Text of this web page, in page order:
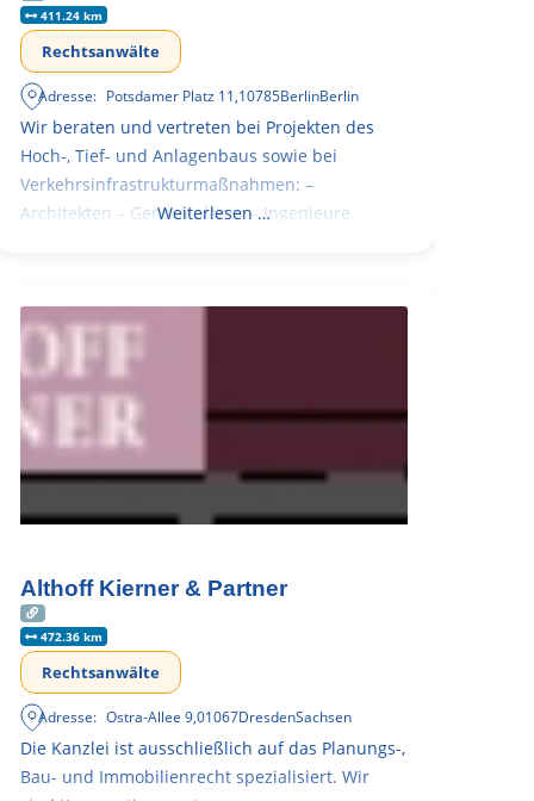
411.24 km
Rechtsanwälte
Adresse: Potsdamer Platz 11,10785BerlinBerlin
Wir beraten und vertreten bei Projekten des
Hoch-, Tief- und Anlagenbaus sowie bei
Verkehrsinfrastrukturmaßnahmen: –
Architekten – Generalplaner – Ingenieure
Weiterlesen …
Althoff Kierner & Partner
472.36 km
Rechtsanwälte
Adresse: Ostra-Allee 9,01067DresdenSachsen
Die Kanzlei ist ausschließlich auf das Planungs-,
Bau- und Immobilienrecht spezialisiert. Wir